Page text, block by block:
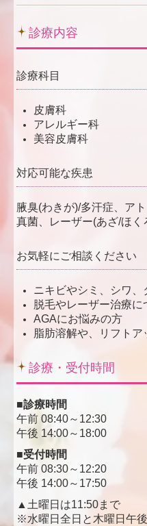
診療内容
診療科目
皮膚科
アレルギー科
美容皮膚科
対応可能な疾患
腋臭(わきが)/多汗症、 ア
真菌、レーザー(あざ/ほ
お気軽にご相談ください
ニキビやシミ、シワ、
脱毛やレーザー治療に
AGAにお悩みの方
脂肪溶解や、リフト
診療・受付時間
■診療時間
午前 08:40～12:30
午後 14:00～18:00
■受付時間
午前 08:30～12:20
午後 14:00～17:50
▲土曜日は11:50まで
※水曜日全日と木曜日午